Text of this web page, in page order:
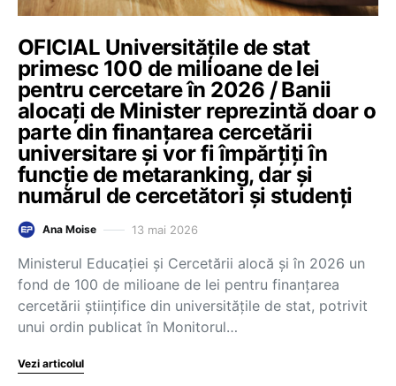
OFICIAL Universitățile de stat
primesc 100 de milioane de lei
pentru cercetare în 2026 / Banii
alocați de Minister reprezintă doar o
parte din finanțarea cercetării
universitare și vor fi împărțiți în
funcție de metaranking, dar și
numărul de cercetători și studenți
Ana Moise 13 mai 2026
Ministerul Educației și Cercetării alocă și în 2026 un
fond de 100 de milioane de lei pentru finanțarea
cercetării științifice din universitățile de stat, potrivit
unui ordin publicat în Monitorul…
Vezi articolul